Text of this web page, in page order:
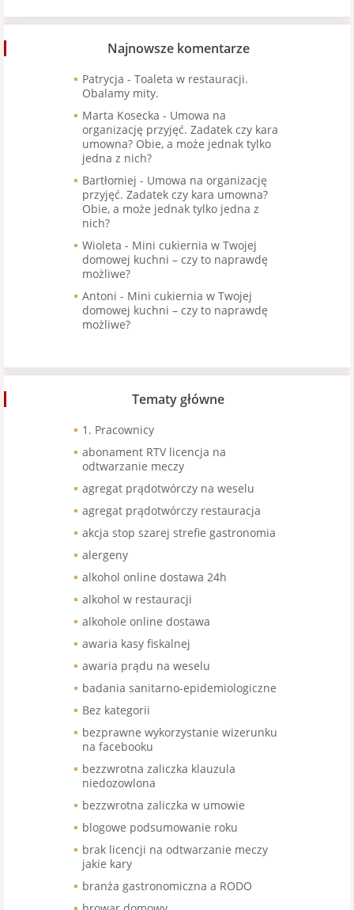
Najnowsze komentarze
Patrycja - Toaleta w restauracji.
Obalamy mity.
Marta Kosecka - Umowa na
organizację przyjęć. Zadatek czy kara
umowna? Obie, a może jednak tylko
jedna z nich?
Bartłomiej - Umowa na organizację
przyjęć. Zadatek czy kara umowna?
Obie, a może jednak tylko jedna z
nich?
Wioleta - Mini cukiernia w Twojej
domowej kuchni – czy to naprawdę
możliwe?
Antoni - Mini cukiernia w Twojej
domowej kuchni – czy to naprawdę
możliwe?
Tematy główne
1. Pracownicy
abonament RTV licencja na
odtwarzanie meczy
agregat prądotwórczy na weselu
agregat prądotwórczy restauracja
akcja stop szarej strefie gastronomia
alergeny
alkohol online dostawa 24h
alkohol w restauracji
alkohole online dostawa
awaria kasy fiskalnej
awaria prądu na weselu
badania sanitarno-epidemiologiczne
Bez kategorii
bezprawne wykorzystanie wizerunku
na facebooku
bezzwrotna zaliczka klauzula
niedozowlona
bezzwrotna zaliczka w umowie
blogowe podsumowanie roku
brak licencji na odtwarzanie meczy
jakie kary
branża gastronomiczna a RODO